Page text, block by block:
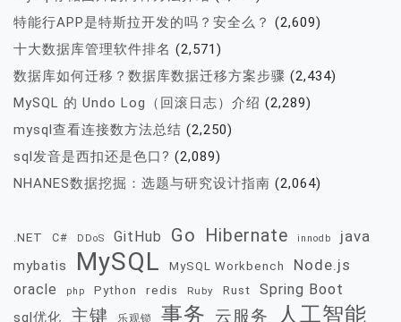
特能行APP是特斯拉开发的吗？安全么？ (2,609)
十大数据库管理软件排名 (2,571)
数据库如何迁移？数据库数据迁移方案步骤 (2,434)
MySQL 的 Undo Log（回滚日志）介绍 (2,289)
mysql查看连接数方法总结 (2,250)
sql发音是西扣还是色口? (2,089)
NHANES数据挖掘：选题与研究设计指南 (2,064)
.NET C# DDoS GitHub Go Hibernate innodb java
mybatis MySQL MySQL Workbench Node.js
oracle php Python redis Ruby Rust Spring Boot
sql优化 主键 乐观锁 事务 云服务 人工智能